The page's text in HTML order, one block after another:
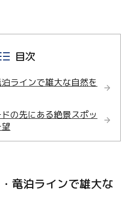
目次
ラインで雄大な自然を
の先にある絶景スポッ
竜泊ラインで雄大な